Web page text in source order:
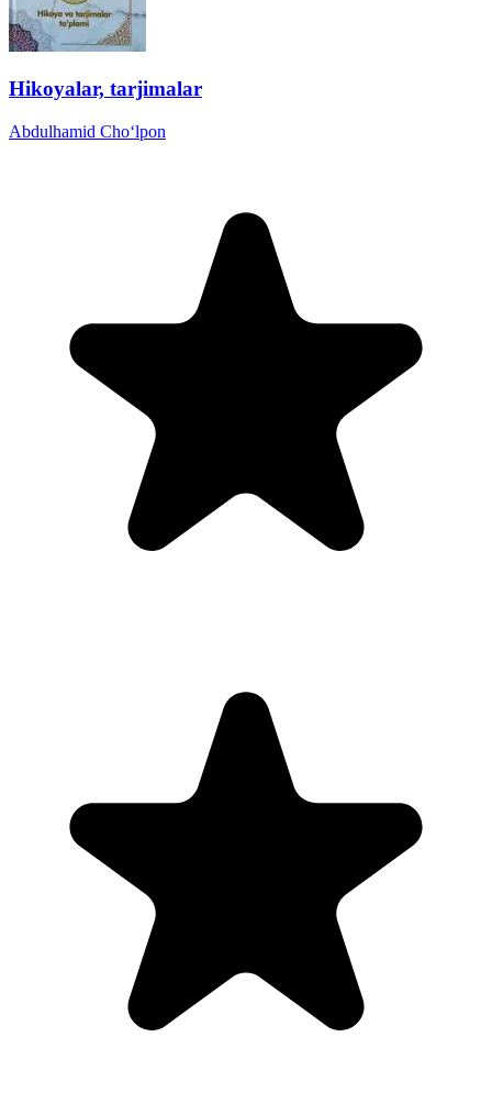
Hikoyalar, tarjimalar
Abdulhamid Cho‘lpon